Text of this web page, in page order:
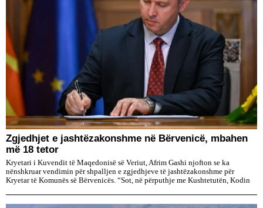
Zgjedhjet e jashtëzakonshme në Bërvenicë, mbahen
më 18 tetor
Kryetari i Kuvendit të Maqedonisë së Veriut, Afrim Gashi njofton se ka
nënshkruar vendimin për shpalljen e zgjedhjeve të jashtëzakonshme për
Kryetar të Komunës së Bërvenicës. “Sot, në përputhje me Kushtetutën, Kodin